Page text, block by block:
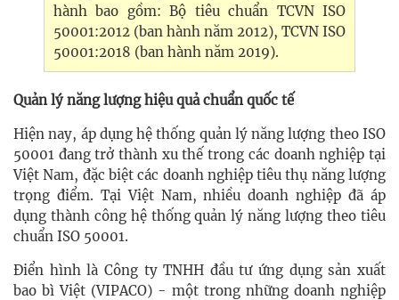
hành bao gồm: Bộ tiêu chuẩn TCVN ISO
50001:2012 (ban hành năm 2012), TCVN ISO
50001:2018 (ban hành năm 2019).
Quản lý năng lượng hiệu quả chuẩn quốc tế
Hiện nay, áp dụng hệ thống quản lý năng lượng theo ISO
50001 đang trở thành xu thế trong các doanh nghiệp tại
Việt Nam, đặc biệt các doanh nghiệp tiêu thụ năng lượng
trọng điểm. Tại Việt Nam, nhiều doanh nghiệp đã áp
dụng thành công hệ thống quản lý năng lượng theo tiêu
chuẩn ISO 50001.
Điển hình là Công ty TNHH đầu tư ứng dụng sản xuất
bao bì Việt (VIPACO) - một trong những doanh nghiệp